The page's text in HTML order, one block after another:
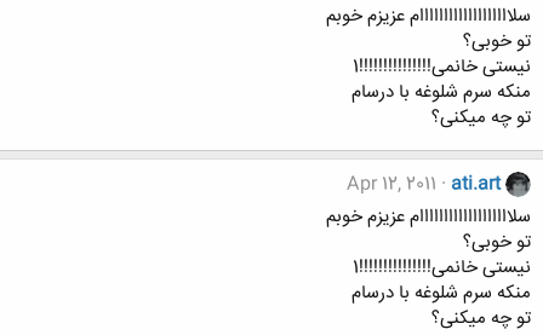
سلااااااااااااااااااام عزیزم خوبم
تو خوبی؟
نیستی خانمی!!!!!!!!!!!!!!!1
منکه سرم شلوغه با درسام
تو چه میکنی؟
ati.art
Apr 12, 2011
سلااااااااااااااااااام عزیزم خوبم
تو خوبی؟
نیستی خانمی!!!!!!!!!!!!!!!1
منکه سرم شلوغه با درسام
تو چه میکنی؟